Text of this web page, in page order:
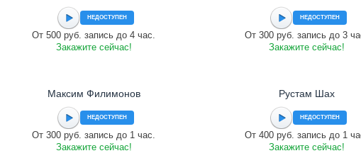
НЕДОСТУПЕН
От 500 руб. запись до 4 час.
Закажите сейчас!
НЕДОСТУПЕН
От 300 руб. запись до 3
Закажите сейчас!
Максим Филимонов
НЕДОСТУПЕН
От 300 руб. запись до 1 час.
Закажите сейчас!
Рустам Шах
НЕДОСТУПЕН
От 400 руб. запись до 1
Закажите сейчас!